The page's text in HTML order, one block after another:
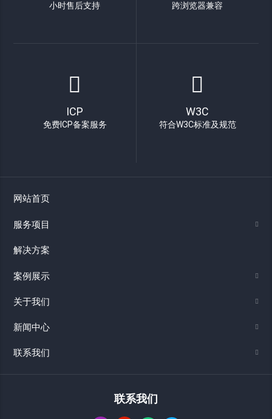
小时售后支持 跨浏览器兼容
ICP
免费ICP备案服务
W3C
符合W3C标准及规范
网站首页
服务项目
解决方案
案例展示
关于我们
新闻中心
联系我们
联系我们